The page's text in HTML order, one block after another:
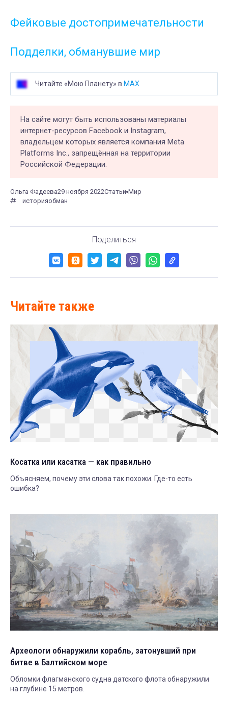
Фейковые достопримечательности
Подделки, обманувшие мир
Читайте «Мою Планету» в MAX
На сайте могут быть использованы материалы
интернет-ресурсов Facebook и Instagram,
владельцем которых является компания Meta
Platforms Inc., запрещённая на территории
Российской Федерации.
Ольга Фадеева29 ноября 2022Статьи Мир
историяобман
Поделиться
Читайте также
Косатка или касатка — как правильно
Объясняем, почему эти слова так похожи. Где-то есть
ошибка?
Археологи обнаружили корабль, затонувший при
битве в Балтийском море
Обломки флагманского судна датского флота обнаружили
на глубине 15 метров.